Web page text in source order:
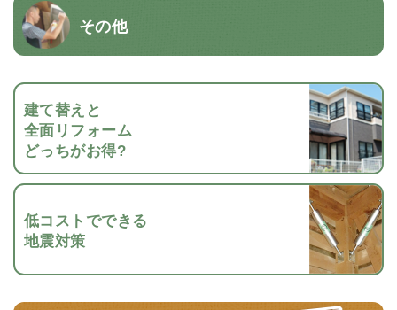
その他
建て替えと
全面リフォーム
どっちがお得?
低コストでできる
地震対策